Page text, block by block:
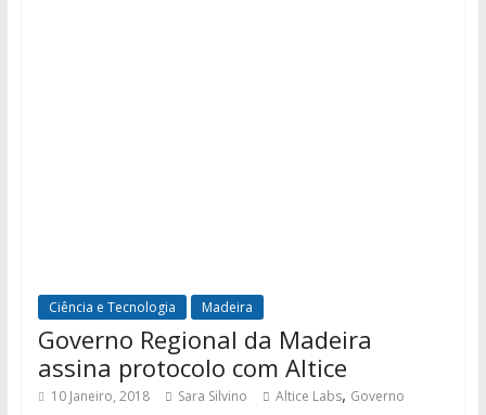
Ciência e Tecnologia Madeira
Governo Regional da Madeira
assina protocolo com Altice
10 Janeiro, 2018 Sara Silvino Altice Labs, Governo